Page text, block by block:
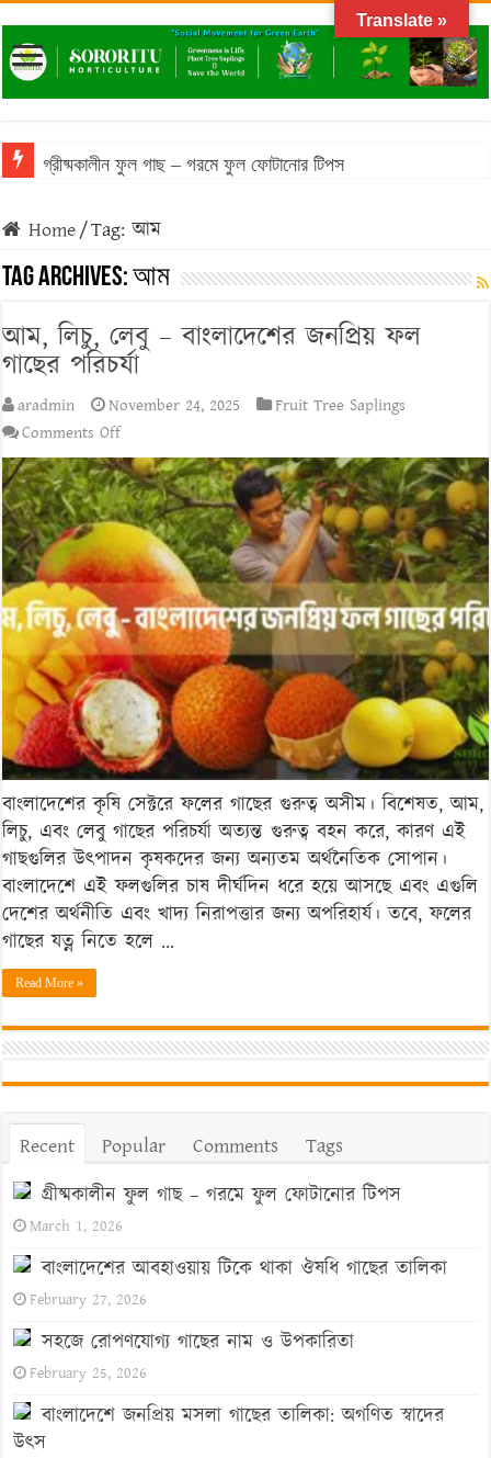
গ্রীষ্মকালীন ফুল গাছ – গরমে ফুল ফোটানোর টিপস
Home/Tag:আম
Tag Archives:আম
আম, লিচু, লেবু – বাংলাদেশের জনপ্রিয় ফল
গাছের পরিচর্যা
aradmin November 24, 2025
Fruit Tree Saplings
Comments Offon
আম,
লিচু,
লেবু
–
বাংলাদেশের
জনপ্রিয়
ফল
গাছের
পরিচর্যা
বাংলাদেশের কৃষি সেক্টরে ফলের গাছের গুরুত্ব অসীম। বিশেষত, আম,
লিচু, এবং লেবু গাছের পরিচর্যা অত্যন্ত গুরুত্ব বহন করে, কারণ এই
গাছগুলির উৎপাদন কৃষকদের জন্য অন্যতম অর্থনৈতিক সোপান।
বাংলাদেশে এই ফলগুলির চাষ দীর্ঘদিন ধরে হয়ে আসছে এবং এগুলি
দেশের অর্থনীতি এবং খাদ্য নিরাপত্তার জন্য অপরিহার্য। তবে, ফলের
গাছের যত্ন নিতে হলে …
Read More »
Recent Popular Comments
Tags
গ্রীষ্মকালীন ফুল গাছ – গরমে ফুল ফোটানোর টিপস
March 1, 2026
বাংলাদেশের আবহাওয়ায় টিকে থাকা ঔষধি গাছের তালিকা
February 27, 2026
সহজে রোপণযোগ্য গাছের নাম ও উপকারিতা
February 25, 2026
বাংলাদেশে জনপ্রিয় মসলা গাছের তালিকা: অগণিত স্বাদের
উৎস
Translate »